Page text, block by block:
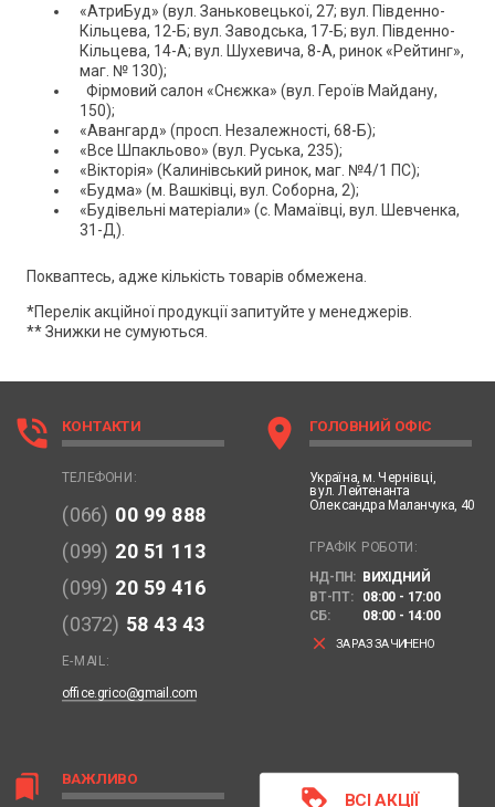
«АтриБуд» (вул. Заньковецької, 27; вул. Південно-
Кільцева, 12-Б; вул. Заводська, 17-Б; вул. Південно-
Кільцева, 14-А; вул. Шухевича, 8-А, ринок «Рейтинг»,
маг. № 130);
Фірмовий салон «Снєжка» (вул. Героїв Майдану,
150);
«Авангард» (просп. Незалежності, 68-Б);
«Все Шпакльово» (вул. Руська, 235);
«Вікторія» (Калинівський ринок, маг. №4/1 ПС);
«Будма» (м. Вашківці, вул. Соборна, 2);
«Будівельні матеріали» (с. Мамаївці, вул. Шевченка,
31-Д).
Покваптесь, адже кількість товарів обмежена.
*Перелік акційної продукції запитуйте у менеджерів.
** Знижки не сумуються.
bookmarks ВАЖЛИВО
phone_in_talk КОНТАКТИ
ТЕЛЕФОНИ:
(066) 00 99 888
(099) 20 51 113
(099) 20 59 416
(0372) 58 43 43
E-MAIL:
office.grico@gmail.com
location_on ГОЛОВНИЙ ОФІС
Україна, м. Чернівці,
вул. Лейтенанта
Олександра Маланчука, 40
ГРАФІК РОБОТИ:
НД-ПН: ВИХІДНИЙ
ВТ-ПТ:
08:00 - 17:00
СБ:
08:00 - 14:00
clear ЗАРАЗ ЗАЧИНЕНО
loyalty ВСІ АКЦІЇ